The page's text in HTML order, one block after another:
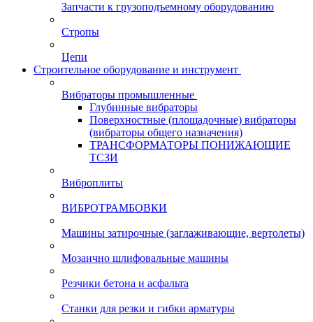
Запчасти к грузоподъемному оборудованию
Стропы
Цепи
Строительное оборудование и инструмент
Вибраторы промышленные
Глубинные вибраторы
Поверхностные (площадочные) вибраторы
(вибраторы общего назначения)
ТРАНСФОРМАТОРЫ ПОНИЖАЮЩИЕ
ТСЗИ
Виброплиты
ВИБРОТРАМБОВКИ
Машины затирочные (заглаживающие, вертолеты)
Мозаично шлифовальные машины
Резчики бетона и асфальта
Станки для резки и гибки арматуры